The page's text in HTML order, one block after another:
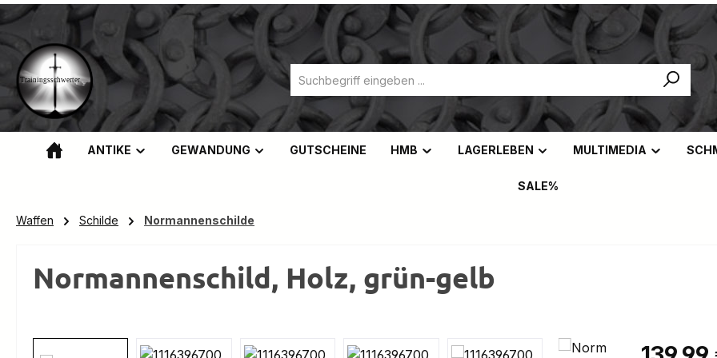
Hauptinhalt springen
Zur Suche springen
Zur Hauptnavigation springen
ANTIKE GEWANDUNG GUTSCHEINE HMB LAGERLEBEN MULTIMEDIA
SALE%
Waffen Schilde Normannenschilde
Normannenschild, Holz, grün-gelb
Bildergalerie überspringen Regulärer